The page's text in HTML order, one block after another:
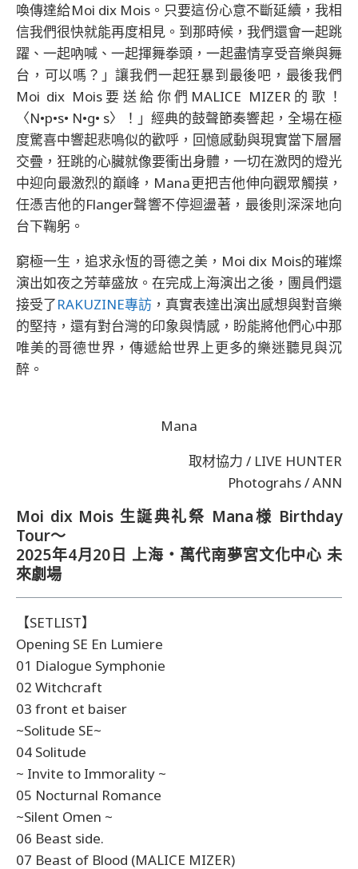
喚傳達給Moi dix Mois。只要這份心意不斷延續，我相
信我們很快就能再度相見。到那時候，我們還會一起跳
躍、一起吶喊、一起揮舞拳頭，一起盡情享受音樂與舞
台，可以嗎？」讓我們一起狂暴到最後吧，最後我們
Moi dix Mois要送給你們MALICE MIZER的歌！
〈N•p•s• N•g• s〉！」經典的鼓聲節奏響起，全場在極
度驚喜中響起悲鳴似的歡呼，回憶感動與現實當下層層
交疊，狂跳的心臟就像要衝出身體，一切在激閃的燈光
中迎向最激烈的巔峰，Mana更把吉他伸向觀眾觸摸，
任憑吉他的Flanger聲響不停迴盪著，最後則深深地向
台下鞠躬。
窮極一生，追求永恆的哥德之美，Moi dix Mois的璀燦
演出如夜之芳華盛放。在完成上海演出之後，團員們還
接受了RAKUZINE專訪 ，真實表達出演出感想與對音樂
的堅持，還有對台灣的印象與情感，盼能將他們心中那
唯美的哥德世界，傳遞給世界上更多的樂迷聽見與沉
醉。
Mana
取材協力 / LIVE HUNTER
Photograhs / ANN
Moi dix Mois 生誕典礼祭 Mana様 Birthday
Tour～
2025年4月20日 上海・萬代南夢宮文化中心 未
來劇場
【SETLIST】
Opening SE En Lumiere
01 Dialogue Symphonie
02 Witchcraft
03 front et baiser
~Solitude SE~
04 Solitude
~ Invite to Immorality ~
05 Nocturnal Romance
~Silent Omen ~
06 Beast side.
07 Beast of Blood (MALICE MIZER)